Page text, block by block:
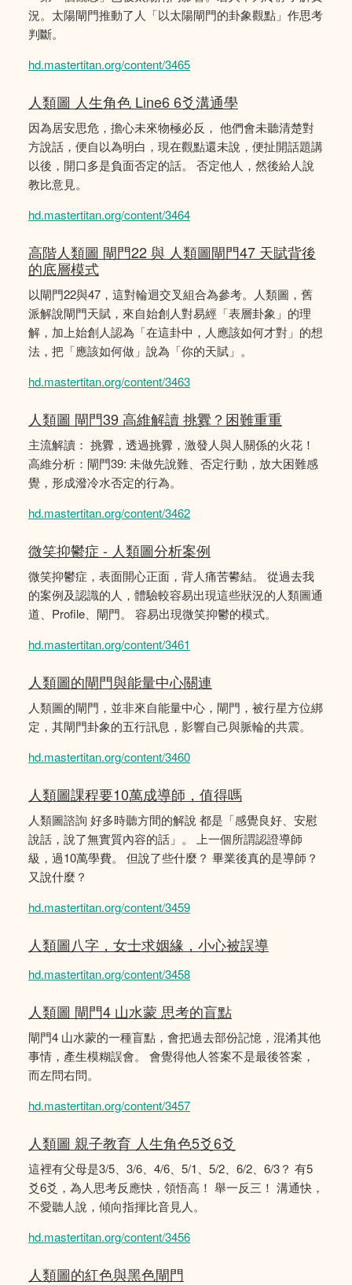
況。太陽閘門推動了人「以太陽閘門的卦象觀點」作思考
判斷。
hd.mastertitan.org/content/3465
人類圖 人生角色 Line6 6爻溝通學
因為居安思危，擔心未來物極必反， 他們會未聽清楚對
方說話，便自以為明白，現在觀點還未說，便扯開話題講
以後，開口多是負面否定的話。 否定他人，然後給人說
教比意見。
hd.mastertitan.org/content/3464
高階人類圖 閘門22 與 人類圖閘門47 天賦背後
的底層模式
以閘門22與47，這對輪迴交叉組合為參考。人類圖，舊
派解說閘門天賦，來自始創人對易經「表層卦象」的理
解，加上始創人認為「在這卦中，人應該如何才對」的想
法，把「應該如何做」說為「你的天賦」。
hd.mastertitan.org/content/3463
人類圖 閘門39 高維解讀 挑釁？困難重重
主流解讀： 挑釁，透過挑釁，激發人與人關係的火花！
高維分析：閘門39: 未做先說難、否定行動，放大困難感
覺，形成潑冷水否定的行為。
hd.mastertitan.org/content/3462
微笑抑鬱症 - 人類圖分析案例
微笑抑鬱症，表面開心正面，背人痛苦鬰結。 從過去我
的案例及認識的人，體驗較容易出現這些狀況的人類圖通
道、Profile、閘門。 容易出現微笑抑鬱的模式。
hd.mastertitan.org/content/3461
人類圖的閘門與能量中心關連
人類圖的閘門，並非來自能量中心，閘門，被行星方位綁
定，其閘門卦象的五行訊息，影響自己與脈輪的共震。
hd.mastertitan.org/content/3460
人類圖課程要10萬成導師，值得嗎
人類圖諮詢 好多時聽方間的解說 都是「感覺良好、安慰
說話，說了無實質內容的話」。 上一個所謂認證導師
級，過10萬學費。 但說了些什麼？ 畢業後真的是導師？
又說什麼？
hd.mastertitan.org/content/3459
人類圖八字，女士求姻緣，小心被誤導
hd.mastertitan.org/content/3458
人類圖 閘門4 山水蒙 思考的盲點
閘門4 山水蒙的一種盲點，會把過去部份記憶，混淆其他
事情，產生模糊誤會。 會覺得他人答案不是最後答案，
而左問右問。
hd.mastertitan.org/content/3457
人類圖 親子教育 人生角色5爻6爻
這裡有父母是3/5、3/6、4/6、5/1、5/2、6/2、6/3？ 有5
爻6爻，為人思考反應快，領悟高！ 舉一反三！ 溝通快，
不愛聽人說，傾向指揮比音見人。
hd.mastertitan.org/content/3456
人類圖的紅色與黑色閘門